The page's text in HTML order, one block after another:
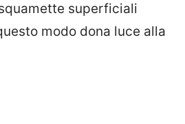
superficiali
modo dona luce alla